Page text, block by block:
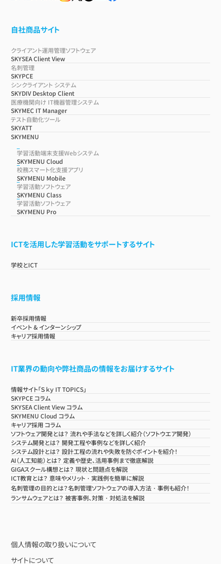
自社商品サイト
クライアント運用管理ソフトウェア
SKYSEA Client View
名刺管理
SKYPCE
シンクライアント システム
SKYDIV Desktop Client
医療機関向け IT機器管理システム
SKYMEC IT Manager
テスト自動化ツール
SKYATT
SKYMENU
学習活動端末支援Webシステム
SKYMENU Cloud
校務スマート化支援アプリ
SKYMENU Mobile
学習活動ソフトウェア
SKYMENU Class
学習活動ソフトウェア
SKYMENU Pro
ICTを活用した学習活動をサポートするサイト
学校とICT
採用情報
新卒採用情報
イベント & インターンシップ
キャリア採用情報
IT業界の動向や弊社商品の情報をお届けするサイト
情報サイト「Ｓｋｙ IT TOPICS」
SKYPCE コラム
SKYSEA Client View コラム
SKYMENU Cloud コラム
キャリア採用 コラム
ソフトウェア開発とは？ 流れや手法などを詳しく紹介（ソフトウエア開発）
システム開発とは？ 開発工程や事例などを詳しく紹介
システム設計とは？ 設計工程の流れや失敗を防ぐポイントを紹介！
AI（人工知能）とは？ 定義や歴史、活用事例まで徹底解説
GIGAスクール構想とは？ 現状と問題点を解説
ICT教育とは？ 意味やメリット・実践例を簡単に解説
名刺管理の目的とは？名刺管理ソフトウェアの導入方法・事例も紹介！
ランサムウェアとは？ 被害事例、対策・対処法を解説
個人情報の取り扱いについて
サイトについて